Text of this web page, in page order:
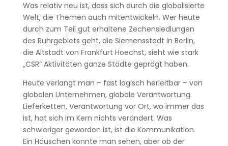
Was relativ neu ist, dass sich durch die globalisierte
Welt, die Themen auch mitentwickeln. Wer heute
durch zum Teil gut erhaltene Zechensiedlungen
des Ruhrgebiets geht, die Siemensstadt in Berlin,
die Altstadt von Frankfurt Hoechst, sieht wie stark
„CSR“ Aktivitäten ganze Städte geprägt haben.
Heute verlangt man – fast logisch herleitbar – von
globalen Unternehmen, globale Verantwortung.
Lieferketten, Verantwortung vor Ort, wo immer das
ist, hat sich im Kern nichts verändert. Was
schwieriger geworden ist, ist die Kommunikation.
Ein Häuschen konnte man sehen, aber ob der